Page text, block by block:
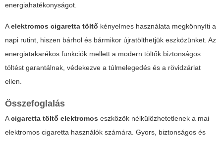
energiahatékonyságot.
Aelektromos cigaretta töltő kényelmes használata megkönnyíti a
napi rutint, hiszen bárhol és bármikor újratölthetjük eszközünket. Az
energiatakarékos funkciók mellett a modern töltők biztonságos
töltést garantálnak, védekezve a túlmelegedés és a rövidzárlat
ellen.
Összefoglalás
Acigaretta töltő elektromos eszközök nélkülözhetetlenek a mai
elektromos cigaretta használók számára. Gyors, biztonságos és